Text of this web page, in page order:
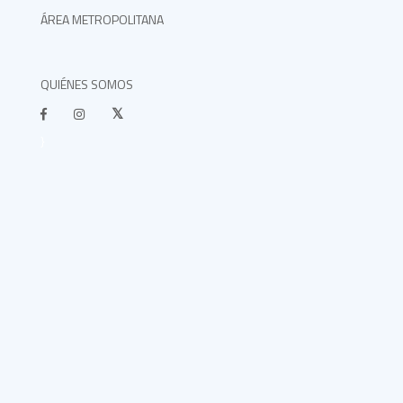
ÁREA METROPOLITANA
QUIÉNES SOMOS